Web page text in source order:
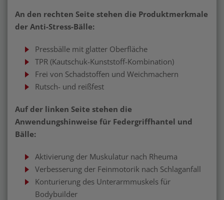
An den rechten Seite stehen die Produktmerkmale
der Anti-Stress-Bälle:
Pressbälle mit glatter Oberfläche
TPR (Kautschuk-Kunststoff-Kombination)
Frei von Schadstoffen und Weichmachern
Rutsch- und reißfest
Auf der linken Seite stehen die
Anwendungshinweise für Federgriffhantel und
Bälle:
Aktivierung der Muskulatur nach Rheuma
Verbesserung der Feinmotorik nach Schlaganfall
Konturierung des Unterarmmuskels für
Bodybuilder